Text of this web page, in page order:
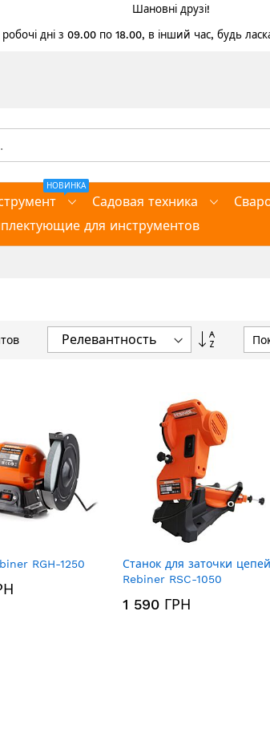
Шановні друзі!
дні з 09.00 по 18.00, в інший час, будь
НОВИНКА
Садовая техника
для инструментов
Задать
RGH-1250
Станок для заточки цепей
Rebiner RSC-1050
1 590 ГРН